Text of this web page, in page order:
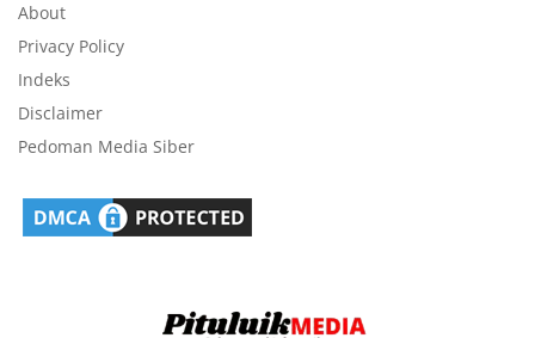
About
Privacy Policy
Indeks
Disclaimer
Pedoman Media Siber